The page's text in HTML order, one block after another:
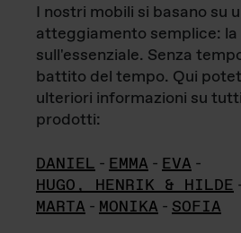
I nostri mobili si basano su
atteggiamento semplice:
sull'essenziale. Senza
battito del tempo. Qui
ulteriori informazioni su
prodotti:
DANIEL - EMMA - EVA -
HUGO, HENRIK & HILDE
MARTA - MONIKA - SOFIA